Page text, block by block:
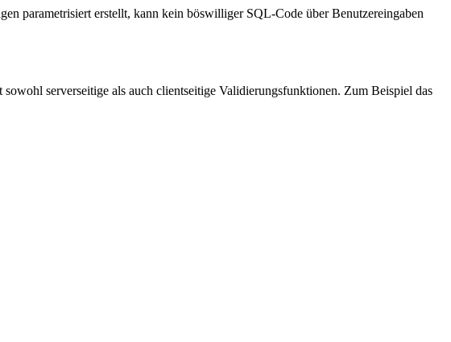
parametrisiert erstellt, kann kein böswilliger SQL-Code über Benutzereingaben
serverseitige als auch clientseitige Validierungsfunktionen. Zum Beispiel das